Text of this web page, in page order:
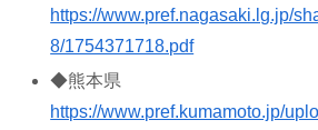
https://www.pref.nagasaki.lg.jp/
8/1754371718.pdf
◆熊本県
https://www.pref.kumamoto.jp/